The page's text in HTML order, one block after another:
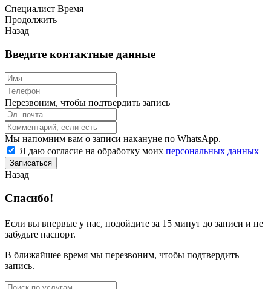
Специалист Время
Продолжить
Назад
Введите контактные данные
Перезвоним, чтобы подтвердить запись
Мы напомним вам о записи накануне по WhatsApp.
Я даю согласие на обработку моих персональных данных
Записаться
Назад
Спасибо!
Если вы впервые у нас, подойдите за 15 минут до записи и не
забудьте паспорт.
В ближайшее время мы перезвоним, чтобы подтвердить
запись.